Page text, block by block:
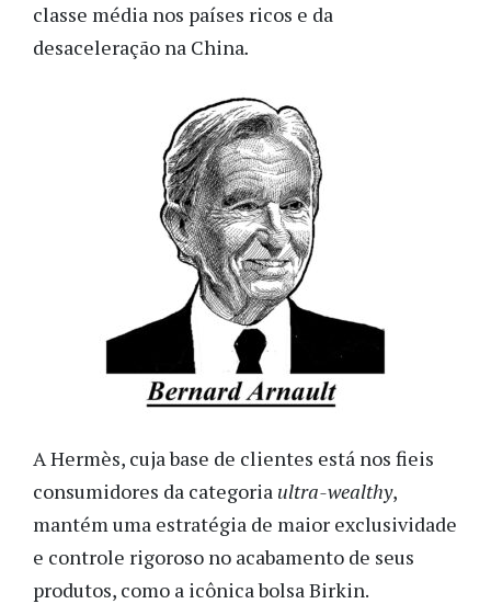
classe média nos países ricos e da
desaceleração na China.
A Hermès, cuja base de clientes está nos fieis
consumidores da categoria ultra-wealthy,
mantém uma estratégia de maior exclusividade
e controle rigoroso no acabamento de seus
produtos, como a icônica bolsa Birkin.